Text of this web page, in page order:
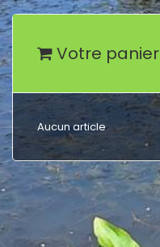
Votre panier
Aucun article